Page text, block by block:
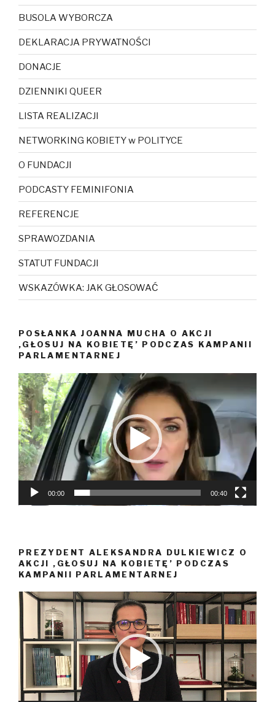
BUSOLA WYBORCZA
DEKLARACJA PRYWATNOŚCI
DONACJE
DZIENNIKI QUEER
LISTA REALIZACJI
NETWORKING KOBIETY w POLITYCE
O FUNDACJI
PODCASTY FEMINIFONIA
REFERENCJE
SPRAWOZDANIA
STATUT FUNDACJI
WSKAZÓWKA: JAK GŁOSOWAĆ
POSŁANKA JOANNA MUCHA O AKCJI
‚GŁOSUJ NA KOBIETĘ’ PODCZAS KAMPANII
PARLAMENTARNEJ
Odtwarzacz
video
00:00 00:40
PREZYDENT ALEKSANDRA DULKIEWICZ O
AKCJI ‚GŁOSUJ NA KOBIETĘ’ PODCZAS
KAMPANII PARLAMENTARNEJ
Odtwarzacz